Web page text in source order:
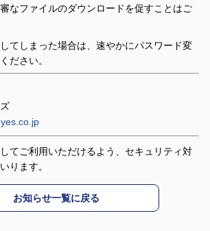
なファイルのダウンロードを促すことはご
てしまった場合は、速やかにパスワード変
ださい。
てご利用いただけるよう、セキュリティ対
ります。
お知らせ一覧に戻る